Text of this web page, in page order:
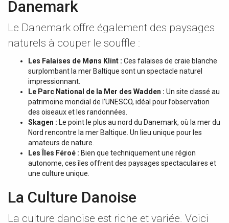
Danemark
Le Danemark offre également des paysages
naturels à couper le souffle :
Les Falaises de Møns Klint : Ces falaises de craie blanche
surplombant la mer Baltique sont un spectacle naturel
impressionnant.
Le Parc National de la Mer des Wadden : Un site classé au
patrimoine mondial de l’UNESCO, idéal pour l’observation
des oiseaux et les randonnées.
Skagen : Le point le plus au nord du Danemark, où la mer du
Nord rencontre la mer Baltique. Un lieu unique pour les
amateurs de nature.
Les Îles Féroé : Bien que techniquement une région
autonome, ces îles offrent des paysages spectaculaires et
une culture unique.
La Culture Danoise
La culture danoise est riche et variée. Voici